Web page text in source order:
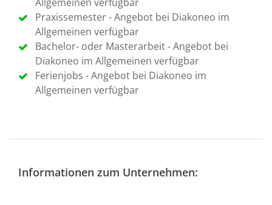
Praxissemester - Angebot bei Diakoneo im
Allgemeinen verfügbar
Bachelor- oder Masterarbeit - Angebot bei
Diakoneo im Allgemeinen verfügbar
Ferienjobs - Angebot bei Diakoneo im
Allgemeinen verfügbar
Informationen zum Unternehmen: